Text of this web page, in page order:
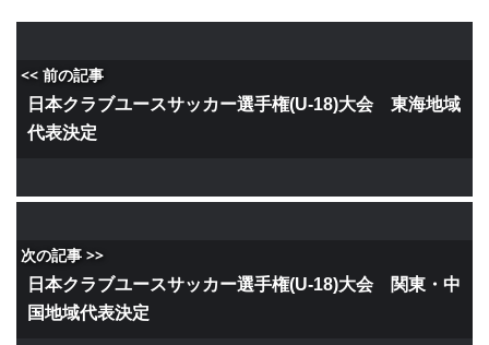
<< 前の記事
日本クラブユースサッカー選手権(U-18)大会 東海地域
代表決定
次の記事 >>
日本クラブユースサッカー選手権(U-18)大会 関東・中
国地域代表決定